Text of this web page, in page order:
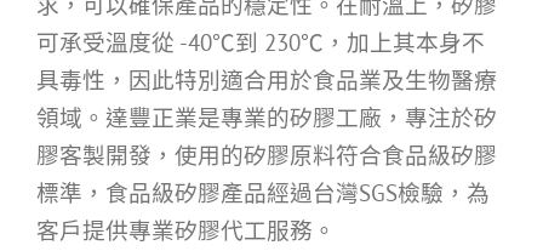
可承受溫度從 -40℃到 230℃，加上其本身不
具毒性，因此特別適合用於食品業及生物醫療
領域。達豐正業是專業的矽膠工廠，專注於矽
膠客製開發，使用的矽膠原料符合食品級矽膠
標準，食品級矽膠產品經過台灣SGS檢驗，為
客戶提供專業矽膠代工服務。